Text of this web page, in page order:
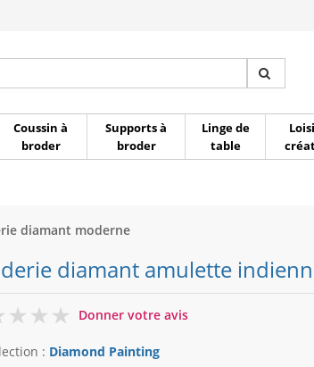
Coussin à
broder
Supports à
broder
Linge de
table
diamant moderne
diamant amulette
0
Donner votre avis
: Diamond Painting